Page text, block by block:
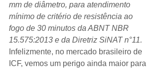
mm de diâmetro, para atendimento
mínimo de critério de resistência ao
fogo de 30 minutos da ABNT NBR
15.575:2013 e da Diretriz SiNAT n°11.
Infelizmente, no mercado brasileiro de
ICF, vemos um perigo ainda maior para